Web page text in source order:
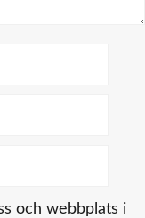
och webbplats i